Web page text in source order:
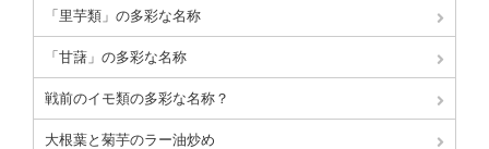
「里芋類」の多彩な名称
「甘藷」の多彩な名称
戦前のイモ類の多彩な名称？
大根葉と菊芋のラー油炒め